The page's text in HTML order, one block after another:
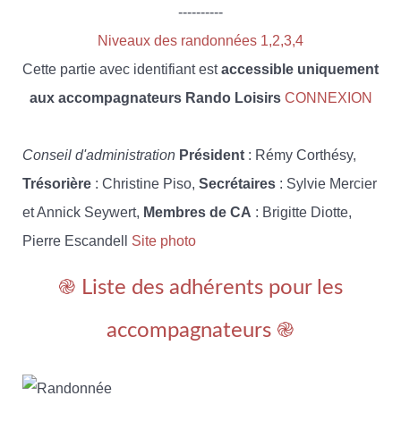
----------
Niveaux des randonnées 1,2,3,4
Cette partie avec identifiant estaccessible uniquement
aux accompagnateurs Rando Loisirs CONNEXION
Conseil d'administration Président : Rémy Corthésy,
Trésorière : Christine Piso, Secrétaires : Sylvie Mercier
et Annick Seywert, Membres de CA : Brigitte Diotte,
Pierre Escandell Site photo
֎ Liste des adhérents pour les
accompagnateurs ֎